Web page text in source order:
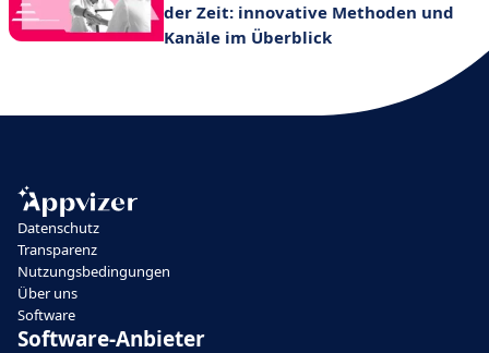
der Zeit: innovative Methoden und
Kanäle im Überblick
Datenschutz
Transparenz
Nutzungsbedingungen
Über uns
Software
Software-Anbieter